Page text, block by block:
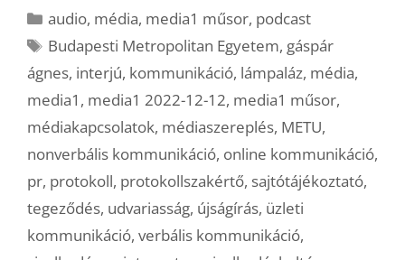
Kategória
audio, média, media1 műsor, podcast
Címkék
Budapesti Metropolitan Egyetem, gáspár
ágnes, interjú, kommunikáció, lámpaláz, média,
media1 , media1 2022-12-12, media1 műsor,
médiakapcsolatok, médiaszereplés, METU,
nonverbális kommunikáció, online kommunikáció,
pr, protokoll, protokollszakértő, sajtótájékoztató,
tegeződés, udvariasság, újságírás, üzleti
kommunikáció, verbális kommunikáció,